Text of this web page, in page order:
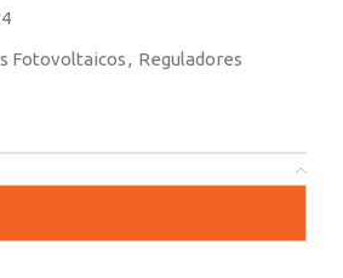
Fotovoltaicos, Reguladores